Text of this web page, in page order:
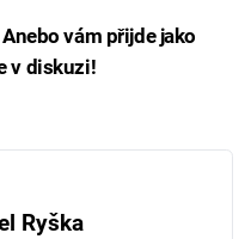
vám přijde jako
v diskuzi!
Ryška